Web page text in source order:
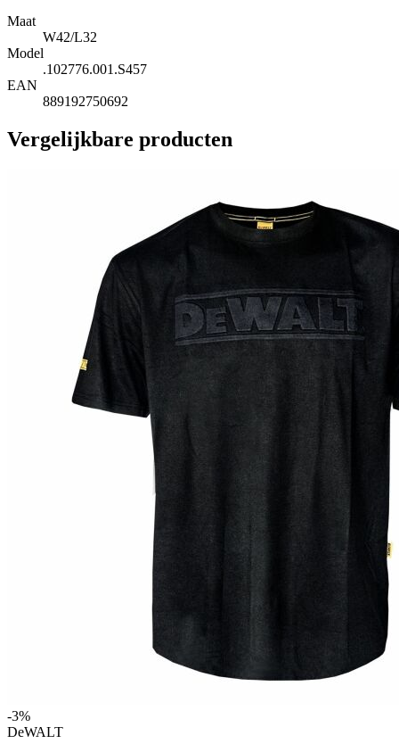
Maat
W42/L32
Model
.102776.001.S457
EAN
889192750692
Vergelijkbare producten
-3%
DeWALT